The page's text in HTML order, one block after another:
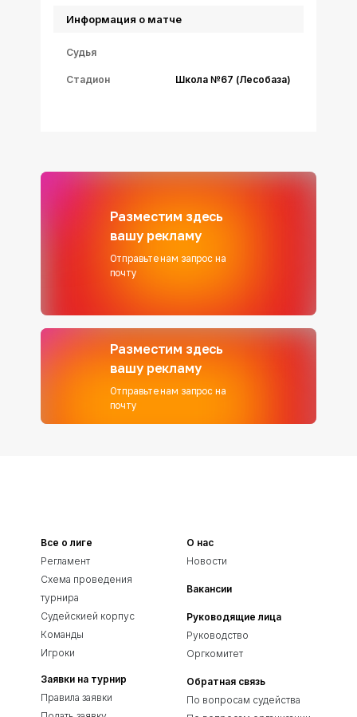
Информация о матче
Судья
Стадион Школа №67 (Лесобаза)
Разместим здесь
вашу рекламу
Отправьте нам запрос на
почту
Разместим здесь
вашу рекламу
Отправьте нам запрос на
почту
Все о лиге
Регламент
Схема проведения
турнира
Судейскией корпус
Команды
Игроки
Заявки на турнир
Правила заявки
О нас
Новости
Вакансии
Руководящие лица
Руководство
Оргкомитет
Обратная связь
По вопросам судейства